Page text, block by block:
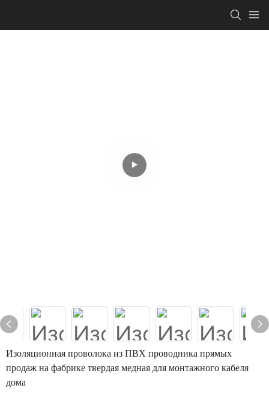
Изоляционная проволока из ПВХ проводника прямых
продаж на фабрике твердая медная для монтажного кабеля
дома